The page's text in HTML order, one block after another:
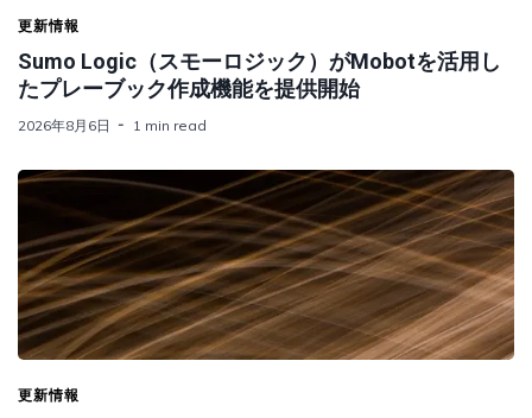
更新情報
Sumo Logic（スモーロジック）がMobotを活用し
たプレーブック作成機能を提供開始
2026年8月6日 1 min read
更新情報